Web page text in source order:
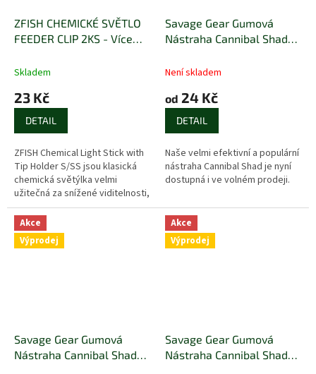
ZFISH CHEMICKÉ SVĚTLO
FEEDER CLIP 2KS - Více
Skladem
23 Kč
DETAIL
ZFISH Chemical Light Stick with
Tip Holder S/SS jsou klasická
chemická světýlka velmi
užitečná za snížené viditelnosti,
či pro večerní a noční rybolov.
Tyto speciální tyčinky se...
Savage Gear Gumová
Nástraha Cannibal Shad
Není skladem
od 24 Kč
DETAIL
Naše velmi efektivní a populární
nástraha Cannibal Shad je nyní
dostupná i ve volném prodeji.
Akce
Výprodej
Savage Gear Gumová
Nástraha Cannibal Shad
Akce
Výprodej
Savage Gear Gumová
Nástraha Cannibal Shad